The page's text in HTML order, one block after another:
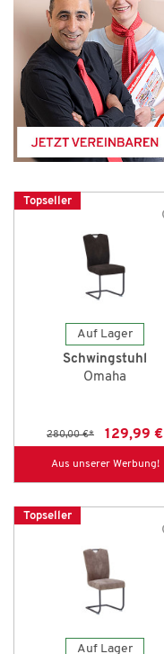
Topseller
Auf Lager
Schwingstuhl
Omaha
280,00 €* 129,99 €
Aus unserer Werbung!
Topseller
Auf Lager